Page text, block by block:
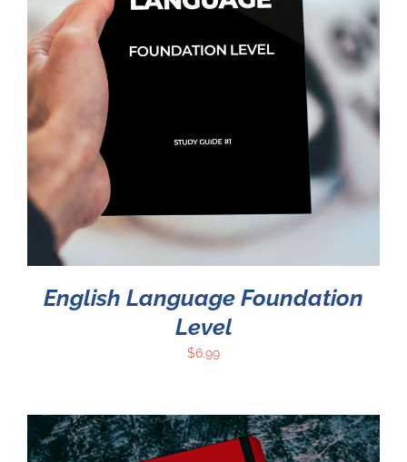
English Language Foundation
Level
$6.99